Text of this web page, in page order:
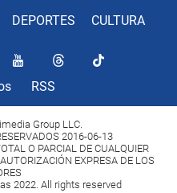
DEPORTES CULTURA
RSS
Group LLC.
2016-06-13
O PARCIAL DE CUALQUIER
EXPRESA DE LOS
2022. All rights reserved